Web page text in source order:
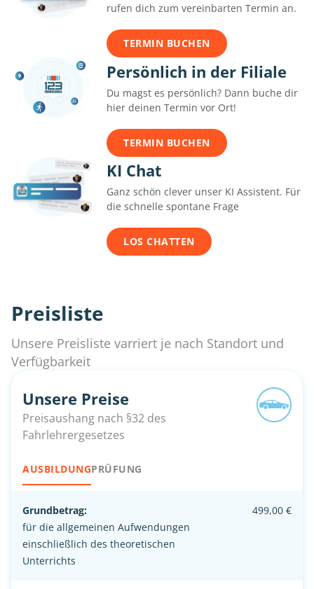
rufen dich zum vereinbarten Termin an.
TERMIN BUCHEN
Persönlich in der Filiale
Du magst es persönlich? Dann buche dir
hier deinen Termin vor Ort!
TERMIN BUCHEN
KI Chat
Ganz schön clever unser KI Assistent. Für
die schnelle spontane Frage
LOS CHATTEN
Preisliste
Unsere Preisliste varriert je nach Standort und
Verfügbarkeit
Unsere Preise
Preisaushang nach §32 des
Fahrlehrergesetzes
AUSBILDUNGPRÜFUNG
Grundbetrag:
für die allgemeinen Aufwendungen
einschließlich des theoretischen
Unterrichts
499,00 €